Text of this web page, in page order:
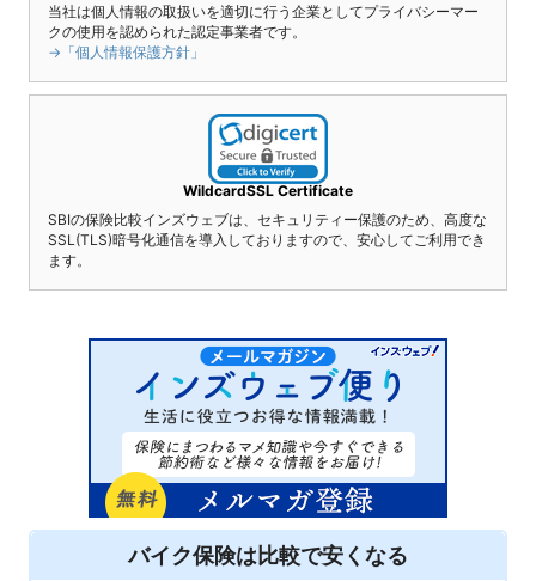
当社は個人情報の取扱いを適切に行う企業としてプライバシーマー
クの使用を認められた認定事業者です。
→「個人情報保護方針」
WildcardSSL Certificate
SBIの保険比較インズウェブは、セキュリティー保護のため、高度な
SSL(TLS)暗号化通信を導入しておりますので、安心してご利用でき
ます。
バイク保険は比較で安くなる